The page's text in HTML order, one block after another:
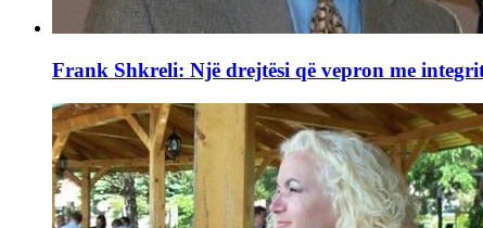
Frank Shkreli: Një drejtësi që vepron me